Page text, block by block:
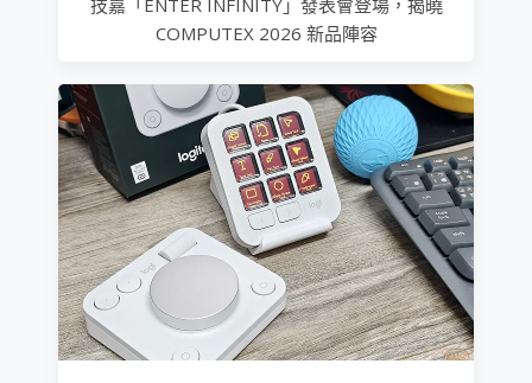
COMPUTEX 2026 新品陣容